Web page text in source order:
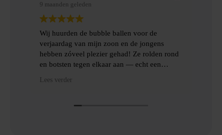
9 maanden geleden
Wij huurden de bubble ballen voor de
verjaardag van mijn zoon en de jongens
hebben zóveel plezier gehad! Ze rolden rond
en botsten tegen elkaar aan — echt een
Lees verder